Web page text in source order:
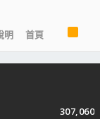
明 首頁
R
S
S
307,060